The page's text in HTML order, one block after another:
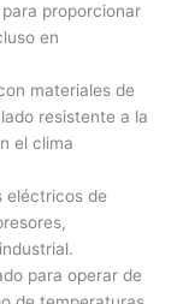
proporcionar
en
materiales de
resistente a la
el clima
eléctricos de
para operar de